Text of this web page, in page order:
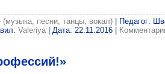
песни, танцы, вокал) | Педагог:
Valeriya | Дата: 22.11.2016